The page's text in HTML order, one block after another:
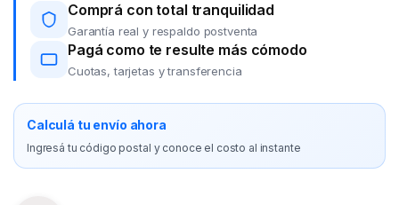
Comprá con total tranquilidad
Garantía real y respaldo postventa
Pagá como te resulte más cómodo
Cuotas, tarjetas y transferencia
Calculá tu envío ahora
Ingresá tu código postal y conoce el costo al instante